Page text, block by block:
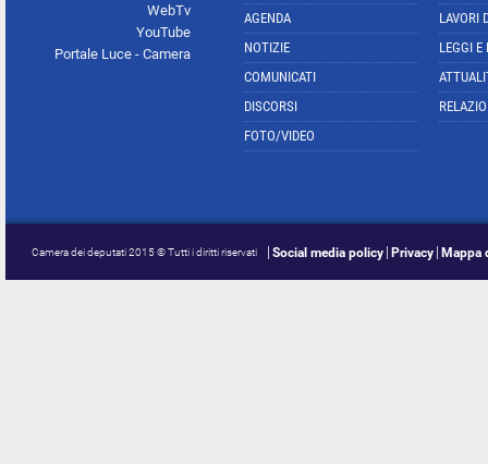
WebTv
YouTube
Portale Luce - Camera
AGENDA
NOTIZIE
COMUNICATI
DISCORSI
FOTO/VIDEO
LAVORI
LEGGI E
Camera dei deputati 2015 © Tutti i diritti riservati Social media policy Privacy Mappa